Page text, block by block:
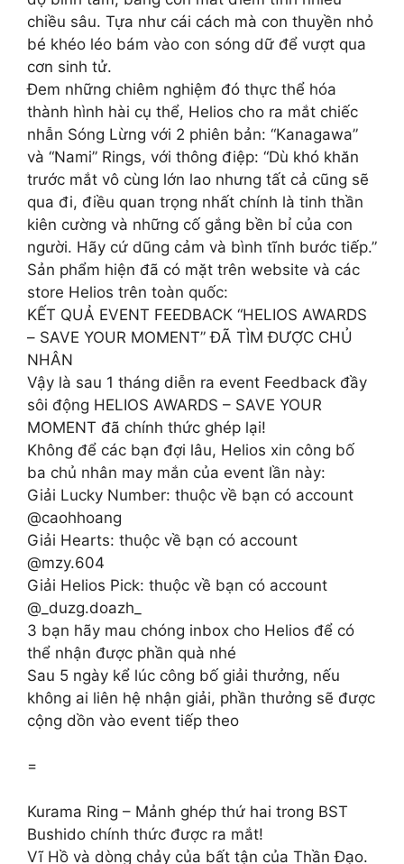
chiều sâu. Tựa như cái cách mà con thuyền nhỏ
bé khéo léo bám vào con sóng dữ để vượt qua
cơn sinh tử.
Đem những chiêm nghiệm đó thực thể hóa
thành hình hài cụ thể, Helios cho ra mắt chiếc
nhẫn Sóng Lừng với 2 phiên bản: “Kanagawa”
và “Nami” Rings, với thông điệp: “Dù khó khăn
trước mắt vô cùng lớn lao nhưng tất cả cũng sẽ
qua đi, điều quan trọng nhất chính là tinh thần
kiên cường và những cố gắng bền bỉ của con
người. Hãy cứ dũng cảm và bình tĩnh bước tiếp.”
Sản phẩm hiện đã có mặt trên website và các
store Helios trên toàn quốc:
KẾT QUẢ EVENT FEEDBACK “HELIOS AWARDS
– SAVE YOUR MOMENT” ĐÃ TÌM ĐƯỢC CHỦ
NHÂN
Vậy là sau 1 tháng diễn ra event Feedback đầy
sôi động HELIOS AWARDS – SAVE YOUR
MOMENT đã chính thức ghép lại!
Không để các bạn đợi lâu, Helios xin công bố
ba chủ nhân may mắn của event lần này:
Giải Lucky Number: thuộc về bạn có account
@caohhoang
Giải Hearts: thuộc về bạn có account
@mzy.604
Giải Helios Pick: thuộc về bạn có account
@_duzg.doazh_
3 bạn hãy mau chóng inbox cho Helios để có
thể nhận được phần quà nhé
Sau 5 ngày kể lúc công bố giải thưởng, nếu
không ai liên hệ nhận giải, phần thưởng sẽ được
cộng dồn vào event tiếp theo
=
Kurama Ring – Mảnh ghép thứ hai trong BST
Bushido chính thức được ra mắt!
Vĩ Hồ và dòng chảy của bất tận của Thần Đạo.